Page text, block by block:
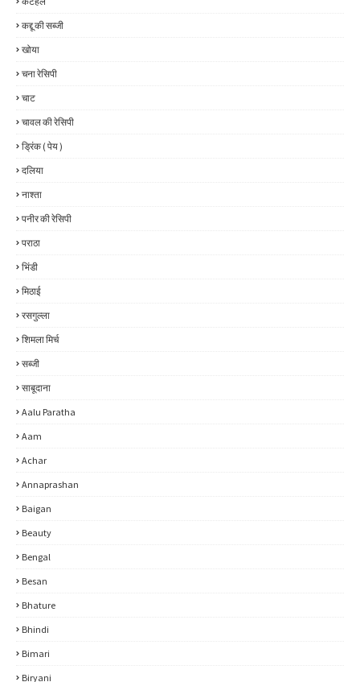
कद्दू की सब्जी
खोया
चना रेसिपी
चाट
चावल की रेसिपी
ड्रिंक ( पेय )
दलिया
नाश्ता
पनीर की रेसिपी
पराठा
भिंडी
मिठाई
रसगुल्ला
शिमला मिर्च
सब्जी
साबूदाना
Aalu Paratha
Aam
Achar
Annaprashan
Baigan
Beauty
Bengal
Besan
Bhature
Bhindi
Bimari
Biryani